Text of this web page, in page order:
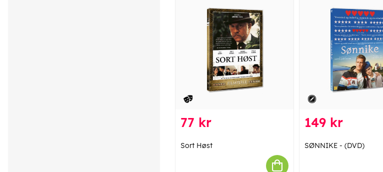
77 kr
Sort Høst
149 kr
SØNNIKE - (DVD)